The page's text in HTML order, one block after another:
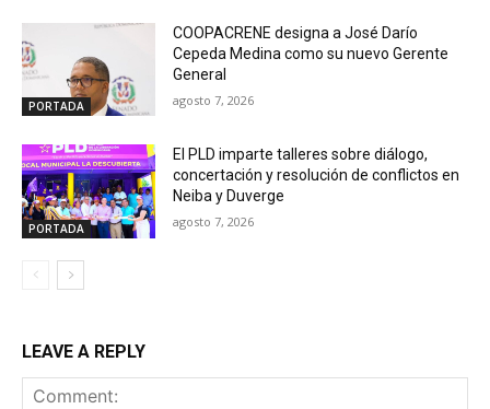
PORTADA
COOPACRENE designa a José Darío
Cepeda Medina como su nuevo Gerente
General
agosto 7, 2026
PORTADA
El PLD imparte talleres sobre diálogo,
concertación y resolución de conflictos en
Neiba y Duverge
agosto 7, 2026
LEAVE A REPLY